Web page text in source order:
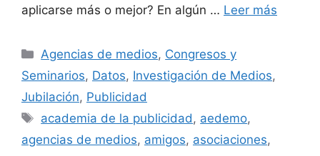
aplicarse más o mejor? En algún … Leer más
Categorías
Agencias de medios, Congresos y
Seminarios, Datos, Investigación de Medios,
Jubilación, Publicidad
Etiquetas
academia de la publicidad , aedemo,
agencias de medios, amigos, asociaciones,